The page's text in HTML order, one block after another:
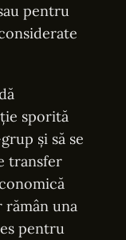
pentru
sporită
și să se
transfer
rămân una
pentru